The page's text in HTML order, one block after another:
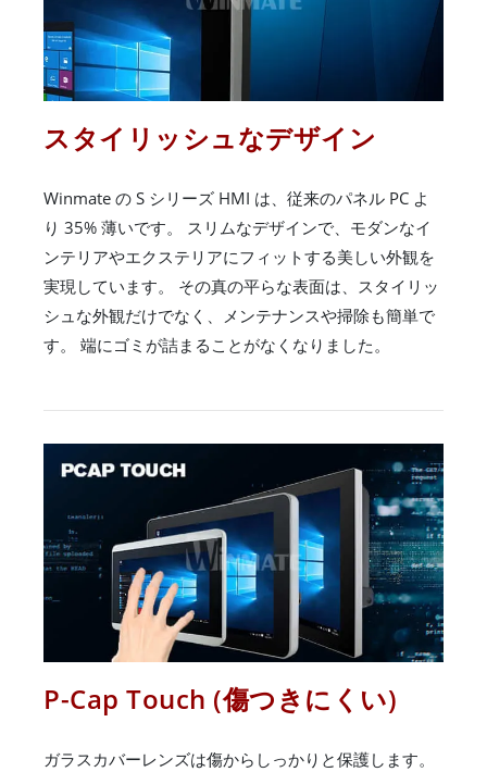
スタイリッシュなデザイン
Winmate の S シリーズ HMI は、従来のパネル PC よ
り 35% 薄いです。 スリムなデザインで、モダンなイ
ンテリアやエクステリアにフィットする美しい外観を
実現しています。 その真の平らな表面は、スタイリッ
シュな外観だけでなく、メンテナンスや掃除も簡単で
す。 端にゴミが詰まることがなくなりました。
P-Cap Touch (傷つきにくい)
ガラスカバーレンズは傷からしっかりと保護します。